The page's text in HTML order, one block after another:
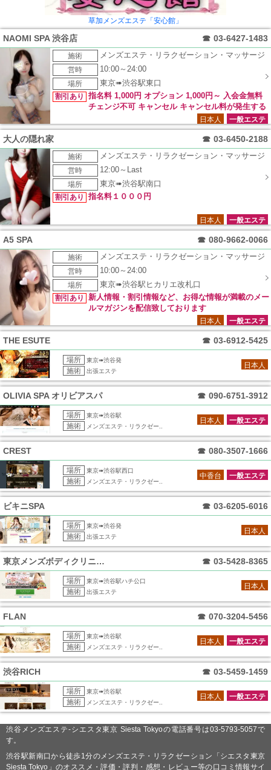
草加メンズエステ「安心館」
NAOMI SPA 渋谷店 ☎ 03-6427-1483
施術
メンズエステ・リラクゼーション・マッサージ
営時
10:00～24:00
場所
東京➠渋谷駅東口
割引あり
指名料 1,000円 オプション 1,000円～ 入会金無料
チェンジ不可 キャンセル キャンセル料が発生する
一般エステ
日本人
大人の隠れ家 ☎ 03-6450-2188
施術
メンズエステ・リラクゼーション・マッサージ
営時
12:00～Last
場所
東京➠渋谷駅南口
割引あり
指名料１０００円
一般エステ
日本人
A5 SPA ☎ 080-9662-0066
施術
メンズエステ・リラクゼーション・マッサージ
営時
10:00～24:00
場所
東京➠渋谷駅ヒカリエ改札口
割引あり
新人情報・割引情報など、お得な情報が満載のメー
ルマガジンを配信致しております
一般エステ
日本人
THE ESUTE ☎ 03-6912-5425
場所 東京➠渋谷発
施術 出張エステ
日本人
OLIVIA SPA オリビアスパ ☎ 090-6751-3912
場所 東京➠渋谷駅
施術 メンズエステ・リラクゼー..
一般エステ
日本人
CREST ☎ 080-3507-1666
場所 東京➠渋谷駅西口
施術 メンズエステ・リラクゼー..
一般エステ
中香台
ビキニSPA ☎ 03-6205-6016
場所 東京➠渋谷発
施術 出張エステ
日本人
東京メンズボディクリニック TMBC 渋 ☎ 03-5428-8365
場所 東京➠渋谷駅ハチ公口
施術 出張エステ
日本人
FLAN ☎ 070-3204-5456
場所 東京➠渋谷駅
施術 メンズエステ・リラクゼー..
一般エステ
日本人
渋谷RICH ☎ 03-5459-1459
場所 東京➠渋谷駅
施術 メンズエステ・リラクゼー..
一般エステ
日本人
渋谷メンズエステ-シエスタ東京 Siesta Tokyoの電話番号は03-5793-5057で
す。
渋谷駅新南口から徒歩1分のメンズエステ・リラクゼーション「シエスタ東京
Siesta Tokyo」のオススメ・評価・評判・感想・レビュー等の口コミ情報サイ